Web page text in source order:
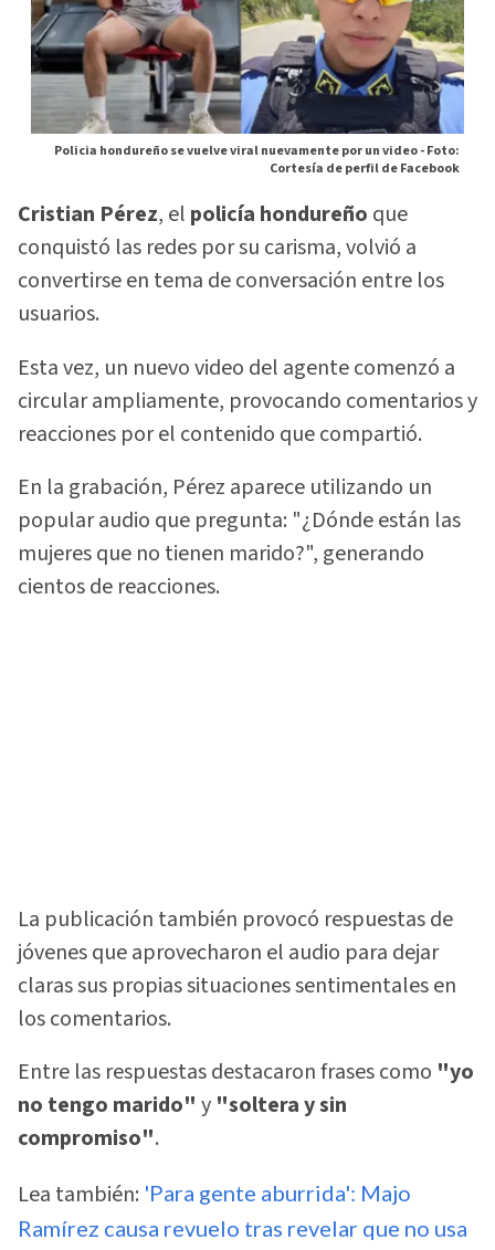
Policia hondureño se vuelve viral nuevamente por un video -Foto:
Cortesía de perfil de Facebook
Cristian Pérez, el policía hondureño que
conquistó las redes por su carisma, volvió a
convertirse en tema de conversación entre los
usuarios.
Esta vez, un nuevo video del agente comenzó a
circular ampliamente, provocando comentarios y
reacciones por el contenido que compartió.
En la grabación, Pérez aparece utilizando un
popular audio que pregunta: "¿Dónde están las
mujeres que no tienen marido?", generando
cientos de reacciones.
La publicación también provocó respuestas de
jóvenes que aprovecharon el audio para dejar
claras sus propias situaciones sentimentales en
los comentarios.
Entre las respuestas destacaron frases como "yo
no tengo marido" y "soltera y sin
compromiso".
Lea también: 'Para gente aburrida': Majo
Ramírez causa revuelo tras revelar que no usa